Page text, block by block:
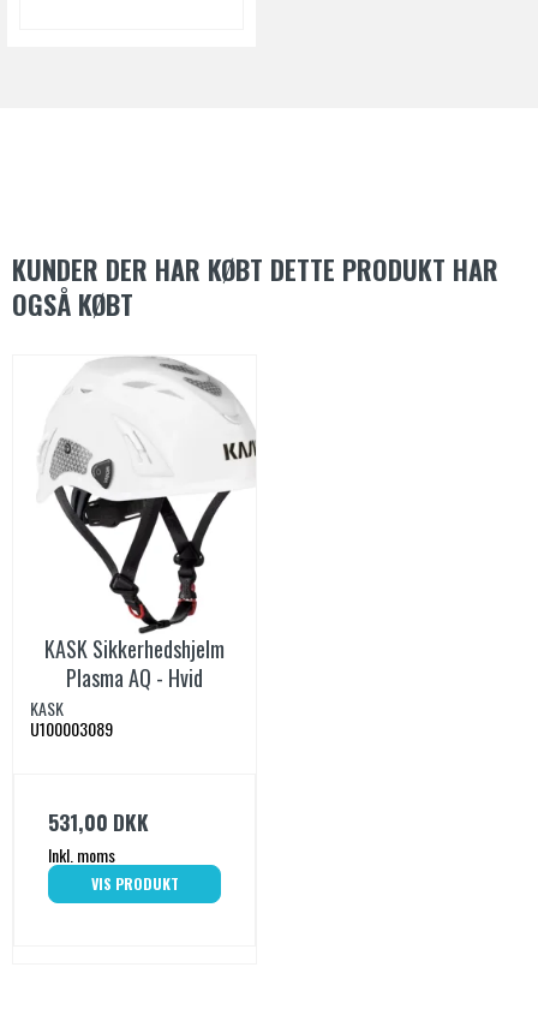
KUNDER DER HAR KØBT DETTE PRODUKT HAR
OGSÅ KØBT
KASK Sikkerhedshjelm
Plasma AQ - Hvid
KASK
U100003089
531,00 DKK
Inkl. moms
VIS PRODUKT